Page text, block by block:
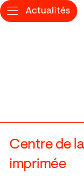
Actualités
Centre de
imprimée